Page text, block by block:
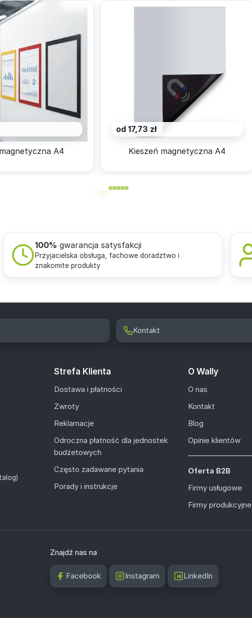
A4
od 17,73 zł
Kieszeń magnetyczna A4
100% gwarancja satysfakcji
Przyjacielska obsługa, fachowe doradztwo i
znakomite produkty
Kontakt
Strefa Klienta
Dostawa i płatności
Zwroty
Reklamacje
Odroczna płatność dla jednostek
budżetowych
Często zadawane pytania
Porady i instrukcje
O Wally
O nas
Kontakt
Blog
Opinie klientów
Oferta B2B
Firmy usługowe
Firmy produkcyjne
Znajdź nas na
Facebook Instagram LinkedIn